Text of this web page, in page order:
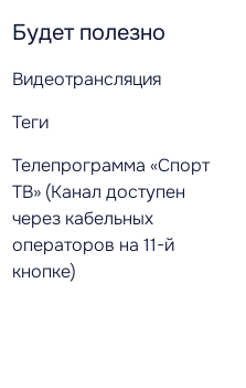
Будет полезно
Видеотрансляция
Теги
Телепрограмма «Спорт
ТВ» (Канал доступен
через кабельных
операторов на 11-й
кнопке)